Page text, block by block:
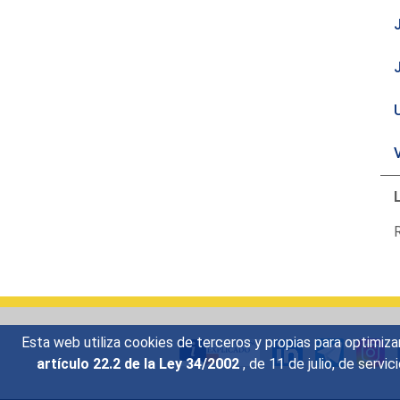
Esta web utiliza cookies de terceros y propias para
artículo 22.2 de la Ley 34/2002 , de 11 de julio, de